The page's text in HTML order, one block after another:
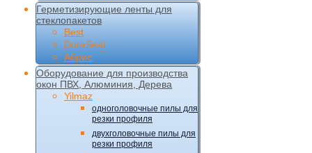
Герметизирующие ленты для
стеклопакетов
Best
DuraSeal
Абрис
Оборудование для производства
окон ПВХ, Алюминия, Дерева
Yilmaz
одноголовочные пилы для
резки профиля
двухголовочные пилы для
резки профиля